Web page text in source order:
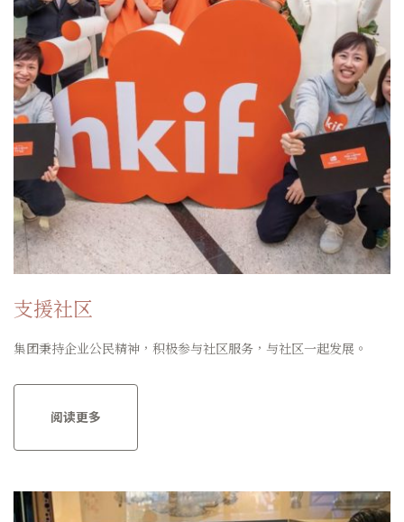
支援社区
集团秉持企业公民精神，积极参与社区服务，与社区一起发展。
阅读更多